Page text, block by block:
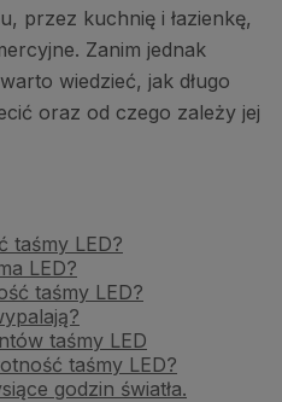
przez kuchnię i łazienkę,
Zanim jednak
wiedzieć, jak długo
oraz od czego zależy jej
taśmy LED?
LED?
taśmy LED?
taśmy LED
taśmy LED?
godzin światła.